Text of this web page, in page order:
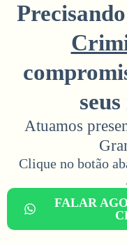
Atuamos
Clique no botão
FALAR